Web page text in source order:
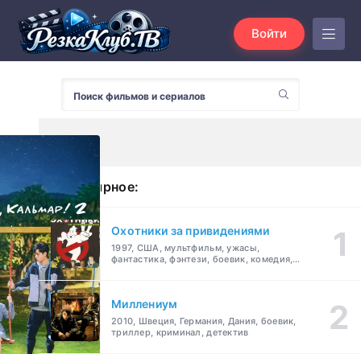
Войти
Популярное:
Охотники за привидениями
1997, США, мультфильм, ужасы,
фантастика, фэнтези, боевик, комедия,
Миллениум
2010, Швеция, Германия, Дания, боевик,
триллер, криминал, детектив